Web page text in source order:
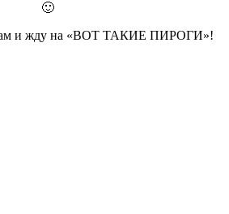
🙂
и жду на «ВОТ ТАКИЕ ПИРОГИ»!